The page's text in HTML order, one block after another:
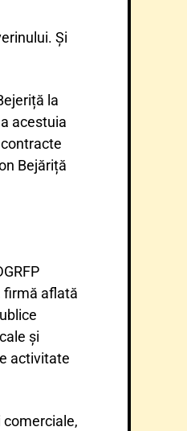
Și
la
acestuia
Bejăriță
firmă aflată
și
activitate